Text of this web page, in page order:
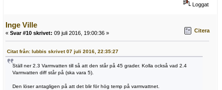
Loggat
Inge Ville
« Svar #10 skrivet: 09 juli 2016, 19:00:36 » Citera
Citat från: lubbis skrivet 07 juli 2016, 22:35:27
Ställ ner 2.3 Varmvatten till så att den står på 45 grader. Kolla också vad 2.4
Varmvatten diff står på (ska vara 5).
Den löser antagligen på att det blir för hög temp på varmvattnet.